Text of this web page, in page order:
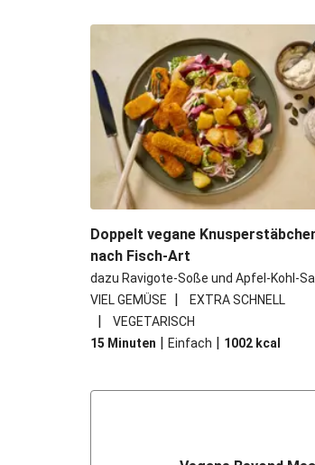
Doppelt vegane
nach Fisch-Art
dazu Ravigote-Soße und Apfel-Kohl-
VIEL GEMÜSE
| EXTRA SCHNELL
|
VEGETARISCH
15 Minuten | Einfach | 1002 kcal